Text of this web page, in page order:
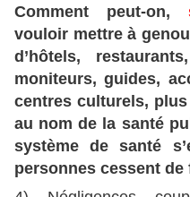
Comment peut-on,
vouloir mettre à
d’hôtels,
moniteurs, guides,
centres culturels,
au nom de la santé
système de santé
personnes cessent